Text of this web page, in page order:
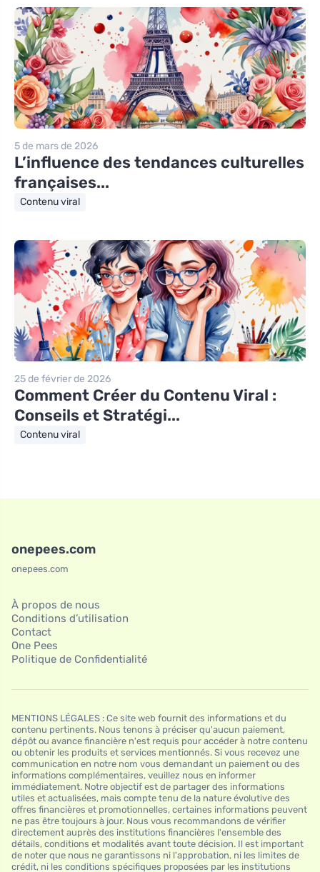
5 de mars de 2026
L’influence des tendances culturelles
françaises...
Contenu viral
25 de février de 2026
Comment Créer du Contenu Viral :
Conseils et Stratégi...
Contenu viral
onepees.com
onepees.com
À propos de nous
Conditions d’utilisation
Contact
One Pees
Politique de Confidentialité
MENTIONS LÉGALES : Ce site web fournit des informations et du
contenu pertinents. Nous tenons à préciser qu'aucun paiement,
dépôt ou avance financière n'est requis pour accéder à notre contenu
ou obtenir les produits et services mentionnés. Si vous recevez une
communication en notre nom vous demandant un paiement ou des
informations complémentaires, veuillez nous en informer
immédiatement. Notre objectif est de partager des informations
utiles et actualisées, mais compte tenu de la nature évolutive des
offres financières et promotionnelles, certaines informations peuvent
ne pas être toujours à jour. Nous vous recommandons de vérifier
directement auprès des institutions financières l'ensemble des
détails, conditions et modalités avant toute décision. Il est important
de noter que nous ne garantissons ni l'approbation, ni les limites de
crédit, ni les conditions spécifiques proposées par les institutions